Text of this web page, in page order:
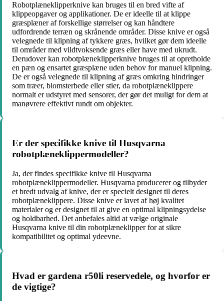
Robotplæneklipperknive kan bruges til en bred vifte af
klippeopgaver og applikationer. De er ideelle til at klippe
græsplæner af forskellige størrelser og kan håndtere
udfordrende terræn og skrånende områder. Disse knive er også
velegnede til klipning af tykkere græs, hvilket gør dem ideelle
til områder med vildtvoksende græs eller have med ukrudt.
Derudover kan robotplæneklipperknive bruges til at opretholde
en pæn og ensartet græsplæne uden behov for manuel klipning.
De er også velegnede til klipning af græs omkring hindringer
som træer, blomsterbede eller stier, da robotplæneklippere
normalt er udstyret med sensorer, der gør det muligt for dem at
manøvrere effektivt rundt om objekter.
Er der specifikke knive til Husqvarna
robotplæneklippermodeller?
Ja, der findes specifikke knive til Husqvarna
robotplæneklippermodeller. Husqvarna producerer og tilbyder
et bredt udvalg af knive, der er specielt designet til deres
robotplæneklippere. Disse knive er lavet af høj kvalitet
materialer og er designet til at give en optimal klipningsydelse
og holdbarhed. Det anbefales altid at vælge originale
Husqvarna knive til din robotplæneklipper for at sikre
kompatibilitet og optimal ydeevne.
Hvad er gardena r50li reservedele, og hvorfor er
de vigtige?